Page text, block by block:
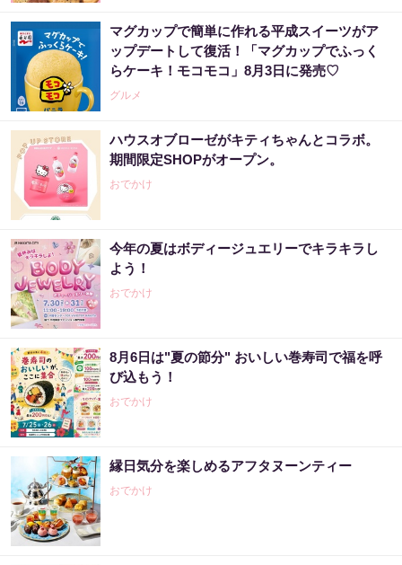
マグカップで簡単に作れる平成スイーツがア
ップデートして復活！「マグカップでふっく
らケーキ！モコモコ」8月3日に発売♡
グルメ
ハウスオブローゼがキティちゃんとコラボ。
期間限定SHOPがオープン。
おでかけ
今年の夏はボディージュエリーでキラキラし
よう！
おでかけ
8月6日は"夏の節分" おいしい巻寿司で福を呼
び込もう！
おでかけ
縁日気分を楽しめるアフタヌーンティー
おでかけ